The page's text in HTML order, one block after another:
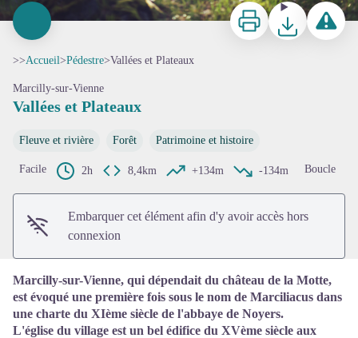
Voir l'image en plein écran
ImprimerTéléchargerSignaler
>>Accueil>Pédestre>Vallées et Plateaux
Marcilly-sur-Vienne
Vallées et Plateaux
Fleuve et rivière Forêt Patrimoine et histoire
Facile 2h 8,4km +134m -134m Boucle
Embarquer cet élément afin d'y avoir accès hors
connexion
Marcilly-sur-Vienne, qui dépendait du château de la Motte,
est évoqué une première fois sous le nom de Marciliacus dans
une charte du XIème siècle de l'abbaye de Noyers.
L'église du village est un bel édifice du XVème siècle aux